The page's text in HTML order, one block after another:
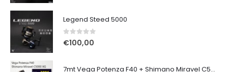
Legend Steed 5000
0out of 5
€100,00
7mt Vega Potenza F40 + Shimano Miravel C5000 XG